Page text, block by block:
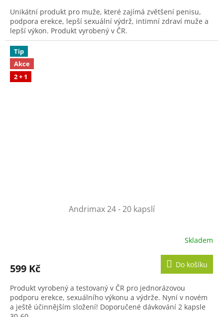
z
5
hvězdiček.
Unikátní produkt pro muže, které zajímá zvětšení penisu,
podpora erekce, lepší sexuální výdrž, intimní zdraví muže a
lepší výkon. Produkt vyrobený v ČR.
Tip
Akce
2 + 1
Andrimax 24 - 20 kapslí
je
z
5
hvězdiček.
Skladem
599 Kč Do košíku
Produkt vyrobený a testovaný v ČR pro jednorázovou
podporu erekce, sexuálního výkonu a výdrže. Nyní v novém
a ještě účinnějším složení! Doporučené dávkování 2 kapsle